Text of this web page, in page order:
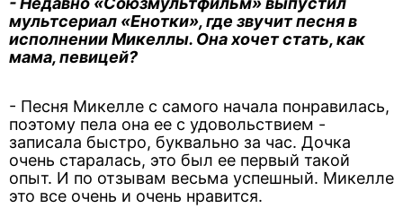
мультсериал «Енотки», где звучит песня в
исполнении Микеллы. Она хочет стать, как
мама, певицей?
- Песня Микелле с самого начала понравилась,
поэтому пела она ее с удовольствием -
записала быстро, буквально за час. Дочка
очень старалась, это был ее первый такой
опыт. И по отзывам весьма успешный. Микелле
это все очень и очень нравится.